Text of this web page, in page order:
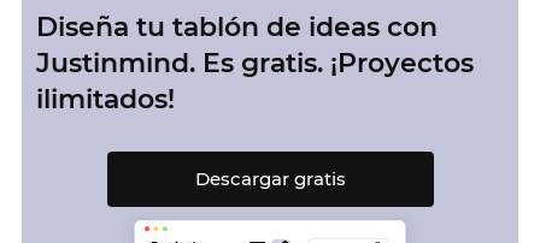
Diseña tu tablón de ideas con
Justinmind. Es gratis. ¡Proyectos
ilimitados!
Descargar gratis